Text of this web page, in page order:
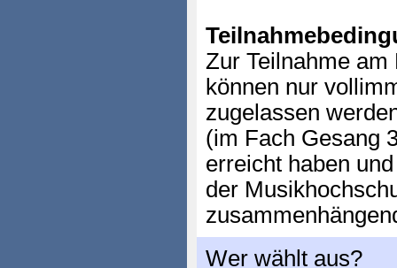
Zur Teilnahme
können nur
zugelassen
(im Fach Gesang
erreicht haben
der
Wer wählt aus?